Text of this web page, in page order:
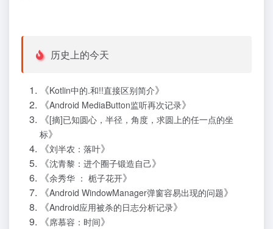
历史上的今天
《Kotlin中的.和!!直接区别简介》
《Android MediaButton监听再次记录》
《[摘]已知圆心，半径，角度，求圆上的任一点的坐
标》
《刘半农：落叶》
《沈青黎：进个圈子锻造自己》
《余秀华 ： 栀子花开》
《Android WindowManager弹窗容易出现的问题》
《Android应用被杀的日志分析记录》
《席慕容：时间》